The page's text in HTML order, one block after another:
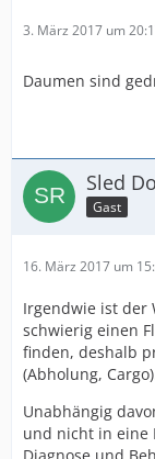
3. März 2017 um
Daumen sind
Sled
Gast
16. März 2017 um
Irgendwie ist der
schwierig einen
finden, deshalb
(Abholung,
Unabhängig
und nicht in eine
Diagnose und